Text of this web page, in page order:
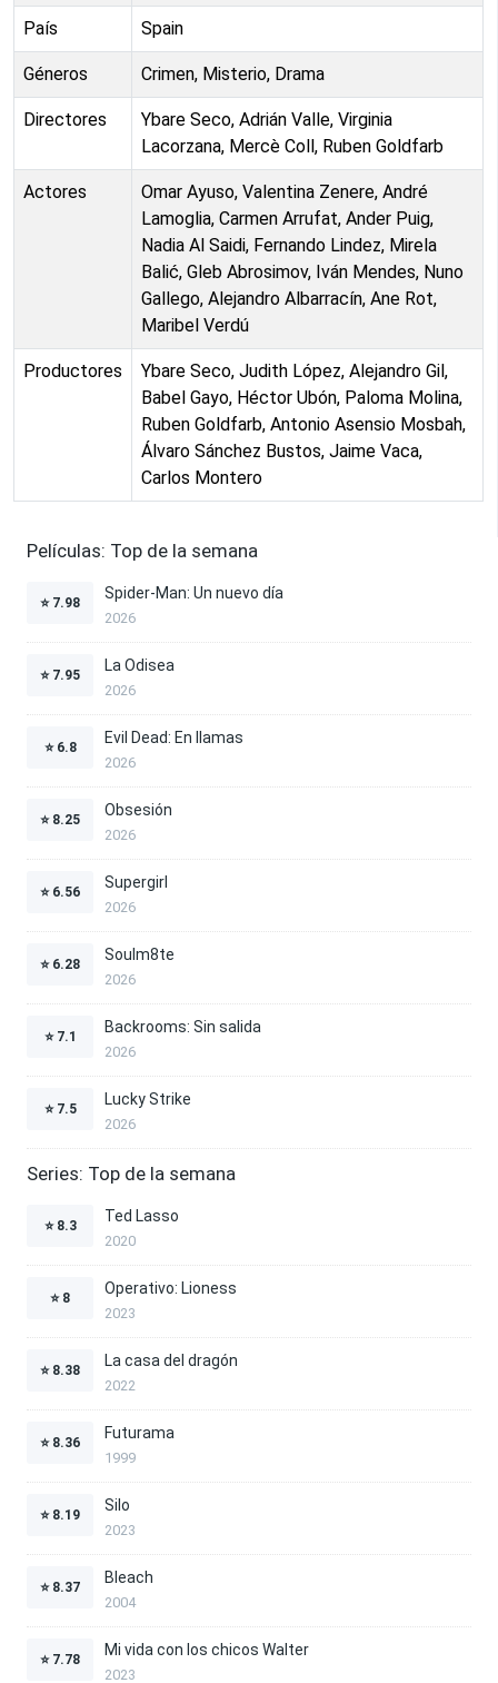
País Spain
Géneros Crimen, Misterio, Drama
Directores
Ybare Seco, Adrián Valle, Virginia
Lacorzana, Mercè Coll, Ruben Goldfarb
Actores
Omar Ayuso, Valentina Zenere, André
Lamoglia, Carmen Arrufat, Ander Puig,
Nadia Al Saidi, Fernando Lindez, Mirela
Balić, Gleb Abrosimov, Iván Mendes, Nuno
Gallego, Alejandro Albarracín, Ane Rot,
Maribel Verdú
Productores
Ybare Seco, Judith López, Alejandro Gil,
Babel Gayo, Héctor Ubón, Paloma Molina,
Ruben Goldfarb, Antonio Asensio Mosbah,
Álvaro Sánchez Bustos, Jaime Vaca,
Carlos Montero
Películas: Top de la semana
⭐ 7.98
Spider-Man: Un nuevo día
2026
⭐ 7.95
La Odisea
2026
⭐ 6.8
Evil Dead: En llamas
2026
⭐ 8.25
Obsesión
2026
⭐ 6.56
Supergirl
2026
⭐ 6.28
Soulm8te
2026
⭐ 7.1
Backrooms: Sin salida
2026
⭐ 7.5
Lucky Strike
2026
Series: Top de la semana
⭐ 8.3
Ted Lasso
2020
⭐ 8
Operativo: Lioness
2023
⭐ 8.38
La casa del dragón
2022
⭐ 8.36
Futurama
1999
⭐ 8.19
Silo
2023
⭐ 8.37
Bleach
2004
⭐ 7.78
Mi vida con los chicos Walter
2023